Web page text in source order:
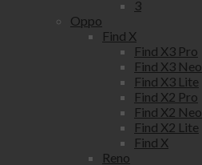
3
Oppo
Find X
Find X3 Pro
Find X3 Neo
Find X3 Lite
Find X2 Pro
Find X2 Neo
Find X2 Lite
Find X
Reno